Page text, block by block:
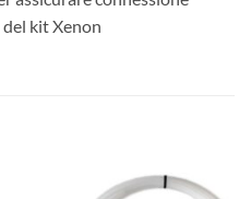
kit Xenon